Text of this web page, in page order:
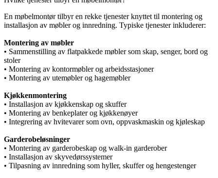
En møbelmontør tilbyr en rekke tjenester knyttet til montering og
installasjon av møbler og innredning. Typiske tjenester inkluderer:
Montering av møbler
• Sammenstilling av flatpakkede møbler som skap, senger, bord og
stoler
• Montering av kontormøbler og arbeidsstasjoner
• Montering av utemøbler og hagemøbler
Kjøkkenmontering
• Installasjon av kjøkkenskap og skuffer
• Montering av benkeplater og kjøkkenøyer
• Integrering av hvitevarer som ovn, oppvaskmaskin og kjøleskap
Garderobeløsninger
• Montering av garderobeskap og walk-in garderober
• Installasjon av skyvedørssystemer
• Tilpasning av innredning som hyller, skuffer og hengestenger